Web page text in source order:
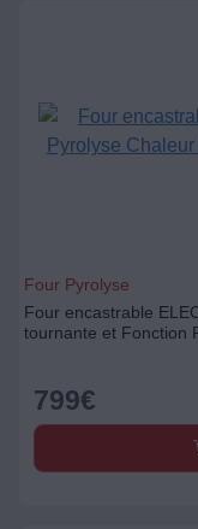
Four Pyrolyse
Four encastrable
tournante et Fonction
799€